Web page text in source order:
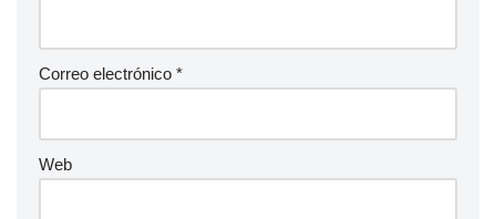
Correo electrónico *
Web